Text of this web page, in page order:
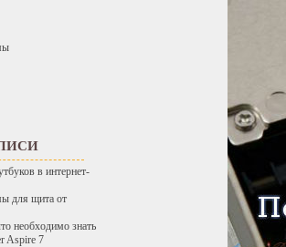
в интернет-
для щита от
необходимо знать
Aspire 7